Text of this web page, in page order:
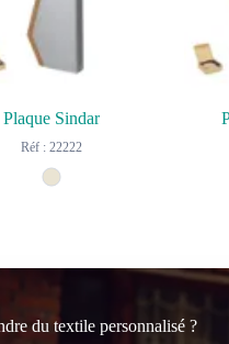
Plaque Sindar
Réf : 22222
du textile personnalisé ?